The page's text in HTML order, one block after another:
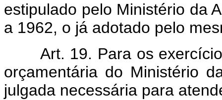
estipulado pelo Ministério da
a 1962, o já adotado pelo
Art. 19. Para os
orçamentária do Ministério
julgada necessária para